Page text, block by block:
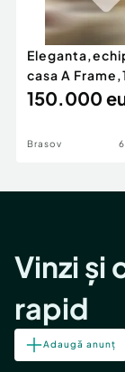
casa A
150.000
Brasov
Vinzi și
rapid
Adaugă anunț